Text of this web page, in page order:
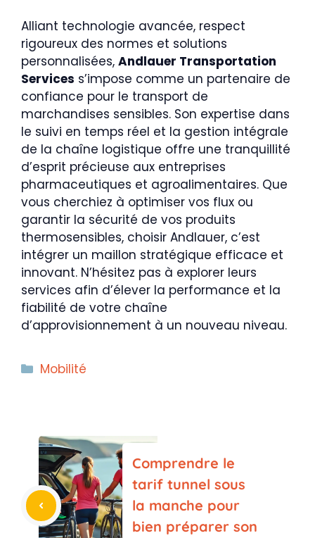
Alliant technologie avancée, respect
rigoureux des normes et solutions
personnalisées, Andlauer Transportation
Services s’impose comme un partenaire de
confiance pour le transport de
marchandises sensibles. Son expertise dans
le suivi en temps réel et la gestion intégrale
de la chaîne logistique offre une tranquillité
d’esprit précieuse aux entreprises
pharmaceutiques et agroalimentaires. Que
vous cherchiez à optimiser vos flux ou
garantir la sécurité de vos produits
thermosensibles, choisir Andlauer, c’est
intégrer un maillon stratégique efficace et
innovant. N’hésitez pas à explorer leurs
services afin d’élever la performance et la
fiabilité de votre chaîne
d’approvisionnement à un nouveau niveau.
Catégories
Mobilité
Comprendre le
tarif tunnel sous
la manche pour
bien préparer son